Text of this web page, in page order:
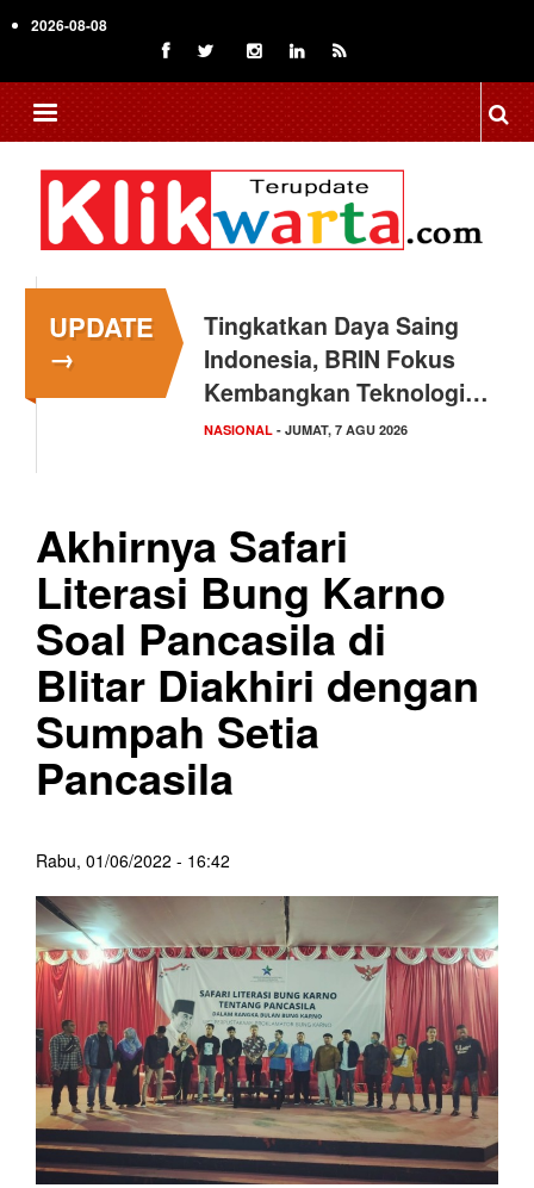
to
content
2026-08-08
UPDATE
→
Tingkatkan Daya Saing
Indonesia, BRIN Fokus
Kembangkan Teknologi…
NASIONAL - JUMAT, 7 AGU 2026
Akhirnya Safari
Literasi Bung Karno
Soal Pancasila di
Blitar Diakhiri dengan
Sumpah Setia
Pancasila
Rabu, 01/06/2022 - 16:42